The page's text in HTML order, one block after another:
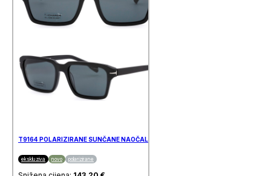
T9164 POLARIZIRANE SUNČANE NAOČALE T-CHARGE
ekskluziva novo polarizirane